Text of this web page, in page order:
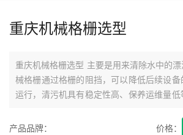
重庆机械格栅选型
重庆机械格栅选型 主要是用来清除水中的
械格栅通过格栅的阻挡，可以降低后续设
运行，清污机具有稳定性高、保养运维量
产品品牌：
价格：